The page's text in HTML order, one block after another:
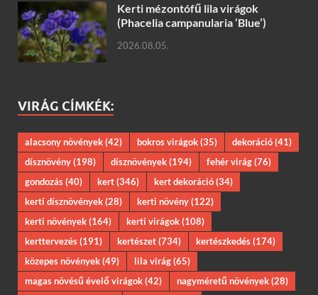
Kerti mézontófű lila virágok
(Phacelia campanularia ‘Blue’)
2026.08.05.
VIRÁG CÍMKÉK:
alacsony növények(42) bokros virágok(35) dekoráció(41)
dísznövény(198) dísznövények(194) fehér virág(76)
gondozás(40) kert(346) kert dekoráció(34)
kerti dísznövények(28) kerti növény(122)
kerti növények(164) kerti virágok(108)
kerttervezés(191) kertészet(734) kertészkedés(174)
közepes növények(49) lila virág(65)
magas növésű évelő virágok(42) nagyméretű növények(28)